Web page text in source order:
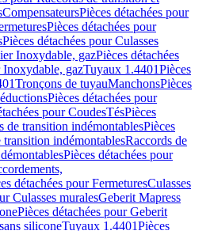
CompensateursPièces détachées pour
Pièces détachées pour
Pièces détachées pour Culasses
Inoxydable, gazPièces détachées
gazTuyaux 1.4401Pièces
Tronçons de tuyauManchonsPièces
Pièces détachées pour
pour CoudesTésPièces
de transition indémontablesPièces
transition indémontablesRaccords de
Pièces détachées pour
détachées pour FermeturesCulasses
Culasses muralesGeberit Mapress
Pièces détachées pour Geberit
siliconeTuyaux 1.4401Pièces